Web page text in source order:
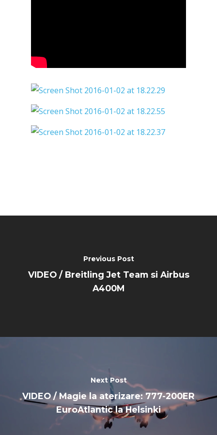
Previous Post
VIDEO / Breitling Jet Team si Airbus
A400M
Next Post
VIDEO / Magie la aterizare: 777-200ER
EuroAtlantic la Helsinki